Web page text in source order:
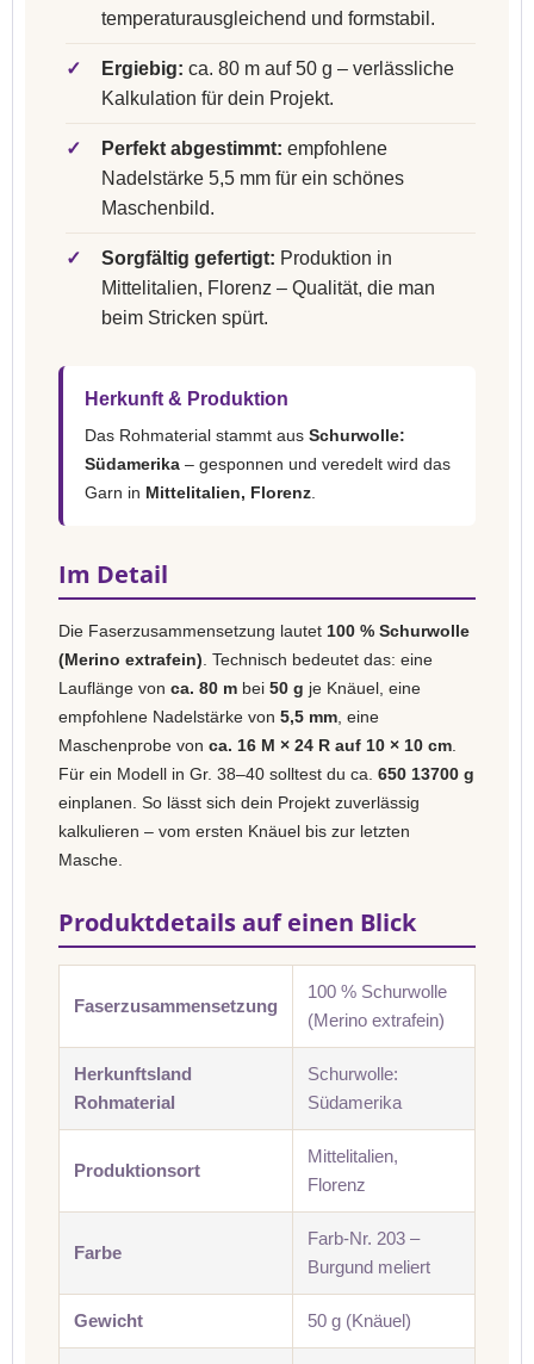
temperaturausgleichend und formstabil.
✓ Ergiebig: ca. 80 m auf 50 g – verlässliche
Kalkulation für dein Projekt.
✓ Perfekt abgestimmt: empfohlene
Nadelstärke 5,5 mm für ein schönes
Maschenbild.
✓ Sorgfältig gefertigt: Produktion in
Mittelitalien, Florenz – Qualität, die man
beim Stricken spürt.
Herkunft & Produktion
Das Rohmaterial stammt aus Schurwolle:
Südamerika – gesponnen und veredelt wird das
Garn in Mittelitalien, Florenz
Im Detail
Die Faserzusammensetzung lautet 100 % Schurwolle
(Merino extrafein) . Technisch bedeutet das: eine
Lauflänge von ca. 80 m bei 50 g je Knäuel, eine
empfohlene Nadelstärke von 5,5 mm , eine
Maschenprobe von ca. 16 M × 24 R auf 10 × 10 cm
Für ein Modell in Gr. 38–40 solltest du ca. 650 13700 g
einplanen. So lässt sich dein Projekt zuverlässig
kalkulieren – vom ersten Knäuel bis zur letzten
Masche.
Produktdetails auf einen Blick
Faserzusammensetzung
100 % Schurwolle
(Merino extrafein)
Herkunftsland
Rohmaterial
Schurwolle:
Südamerika
Produktionsort
Mittelitalien,
Florenz
Farbe
Farb-Nr. 203 –
Burgund meliert
Gewicht 50 g (Knäuel)